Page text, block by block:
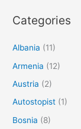
Categories
Albania (11)
Armenia (12)
Austria (2)
Autostopist (1)
Bosnia (8)